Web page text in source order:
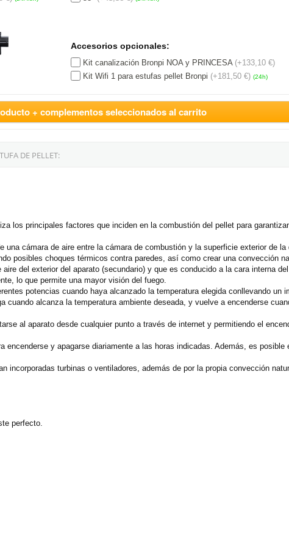
Accesorios opcionales:
Kit canalización Bronpi NOA y PRINCESA (+133,10 €)
Kit Wifi 1 para estufas pellet Bronpi (+181,50 €) (24h)
+ complementos seleccionados al carrito
DE PELLET:
los principales factores que inciden en la combustión del pellet para
una cámara de aire entre la cámara de combustión y la superficie exterior de la
posibles choques térmicos contra paredes, así como crear una convección
del exterior del aparato (secundario) y que es conducido a la cara interna
lo que permite una mayor visión del fuego.
potencias cuando haya alcanzado la temperatura elegida conllevando un
alcanza la temperatura ambiente deseada, y vuelve a encenderse
al aparato desde cualquier punto a través de internet y permitiendo el
encenderse y apagarse diariamente a las horas indicadas. Además, es posible
incorporadas turbinas o ventiladores, además de por la propia convección
perfecto.